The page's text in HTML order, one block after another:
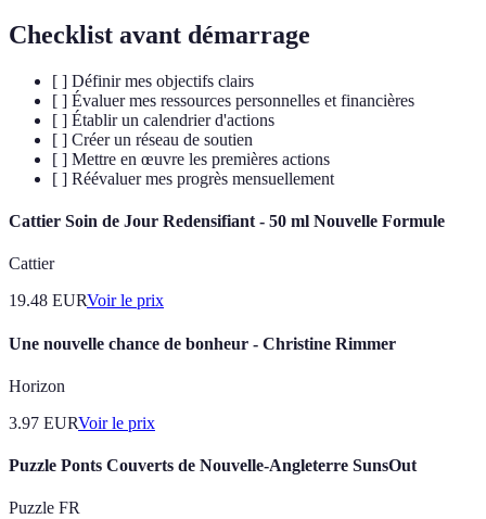
Checklist avant démarrage
[ ] Définir mes objectifs clairs
[ ] Évaluer mes ressources personnelles et financières
[ ] Établir un calendrier d'actions
[ ] Créer un réseau de soutien
[ ] Mettre en œuvre les premières actions
[ ] Réévaluer mes progrès mensuellement
Cattier Soin de Jour Redensifiant - 50 ml Nouvelle Formule
Cattier
19.48 EURVoir le prix
Une nouvelle chance de bonheur - Christine Rimmer
Horizon
3.97 EURVoir le prix
Puzzle Ponts Couverts de Nouvelle-Angleterre SunsOut
Puzzle FR